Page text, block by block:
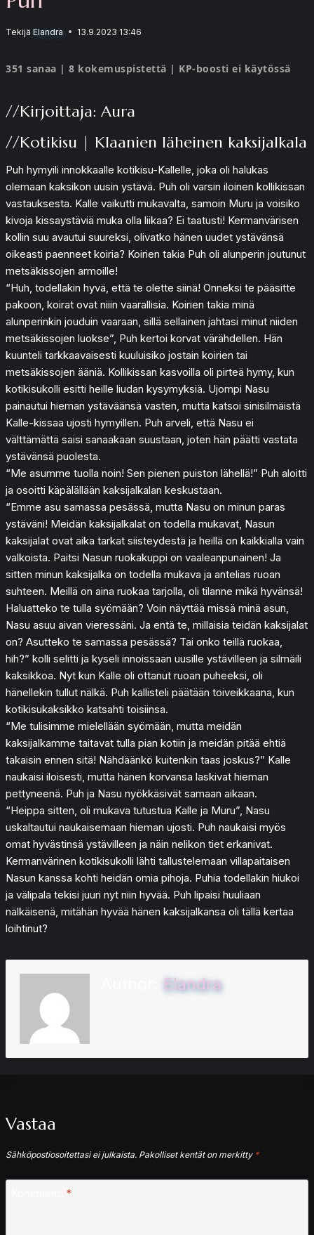
Tekijä Elandra 13.9.2023 13:46
351 sanaa | 8 kokemuspistettä | KP-boosti ei käytössä
//Kirjoittaja: Aura
//Kotikisu | Klaanien läheinen kaksijalkala
Puh hymyili innokkaalle kotikisu-Kallelle, joka oli halukas
olemaan kaksikon uusin ystävä. Puh oli varsin iloinen kollikissan
vastauksesta. Kalle vaikutti mukavalta, samoin Muru ja voisiko
kivoja kissaystäviä muka olla liikaa? Ei taatusti! Kermanvärisen
kollin suu avautui suureksi, olivatko hänen uudet ystävänsä
oikeasti paenneet koiria? Koirien takia Puh oli alunperin joutunut
metsäkissojen armoille!
“Huh, todellakin hyvä, että te olette siinä! Onneksi te pääsitte
pakoon, koirat ovat niiin vaarallisia. Koirien takia minä
alunperinkin jouduin vaaraan, sillä sellainen jahtasi minut niiden
metsäkissojen luokse”, Puh kertoi korvat värähdellen. Hän
kuunteli tarkkaavaisesti kuuluisiko jostain koirien tai
metsäkissojen ääniä. Kollikissan kasvoilla oli pirteä hymy, kun
kotikisukolli esitti heille liudan kysymyksiä. Ujompi Nasu
painautui hieman ystäväänsä vasten, mutta katsoi sinisilmäistä
Kalle-kissaa ujosti hymyillen. Puh arveli, että Nasu ei
välttämättä saisi sanaakaan suustaan, joten hän päätti vastata
ystävänsä puolesta.
“Me asumme tuolla noin! Sen pienen puiston lähellä!” Puh aloitti
ja osoitti käpälällään kaksijalkalan keskustaan.
“Emme asu samassa pesässä, mutta Nasu on minun paras
ystäväni! Meidän kaksijalkalat on todella mukavat, Nasun
kaksijalat ovat aika tarkat siisteydestä ja heillä on kaikkialla vain
valkoista. Paitsi Nasun ruokakuppi on vaaleanpunainen! Ja
sitten minun kaksijalka on todella mukava ja antelias ruoan
suhteen. Meillä on aina ruokaa tarjolla, oli tilanne mikä hyvänsä!
Haluatteko te tulla syömään? Voin näyttää missä minä asun,
Nasu asuu aivan vieressäni. Ja entä te, millaisia teidän kaksijalat
on? Asutteko te samassa pesässä? Tai onko teillä ruokaa,
hih?” kolli selitti ja kyseli innoissaan uusille ystävilleen ja silmäili
kaksikkoa. Nyt kun Kalle oli ottanut ruoan puheeksi, oli
hänellekin tullut nälkä. Puh kallisteli päätään toiveikkaana, kun
kotikisukaksikko katsahti toisiinsa.
“Me tulisimme mielellään syömään, mutta meidän
kaksijalkamme taitavat tulla pian kotiin ja meidän pitää ehtiä
takaisin ennen sitä! Nähdäänkö kuitenkin taas joskus?” Kalle
naukaisi iloisesti, mutta hänen korvansa laskivat hieman
pettyneenä. Puh ja Nasu nyökkäsivät samaan aikaan.
“Heippa sitten, oli mukava tutustua Kalle ja Muru”, Nasu
uskaltautui naukaisemaan hieman ujosti. Puh naukaisi myös
omat hyvästinsä ystävilleen ja näin nelikon tiet erkanivat.
Kermanvärinen kotikisukolli lähti tallustelemaan villapaitaisen
Nasun kanssa kohti heidän omia pihoja. Puhia todellakin hiukoi
ja välipala tekisi juuri nyt niin hyvää. Puh lipaisi huuliaan
nälkäisenä, mitähän hyvää hänen kaksijalkansa oli tällä kertaa
loihtinut?
Elandra
Vastaa
Sähköpostiosoitettasi ei julkaista. Pakolliset kentät on merkitty *
*